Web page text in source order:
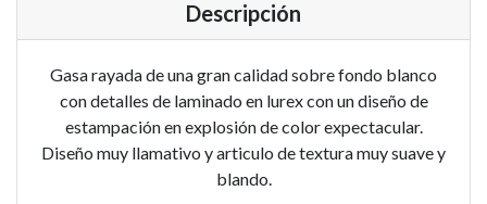
Descripción
Gasa rayada de una gran calidad sobre fondo blanco
con detalles de laminado en lurex con un diseño de
estampación en explosión de color expectacular.
Diseño muy llamativo y articulo de textura muy suave y
blando.